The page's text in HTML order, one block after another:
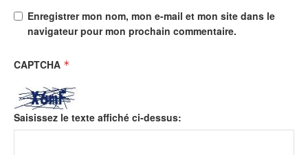
Enregistrer mon nom, mon e-mail et mon site dans le
navigateur pour mon prochain commentaire.
CAPTCHA *
Saisissez le texte affiché ci-dessus: